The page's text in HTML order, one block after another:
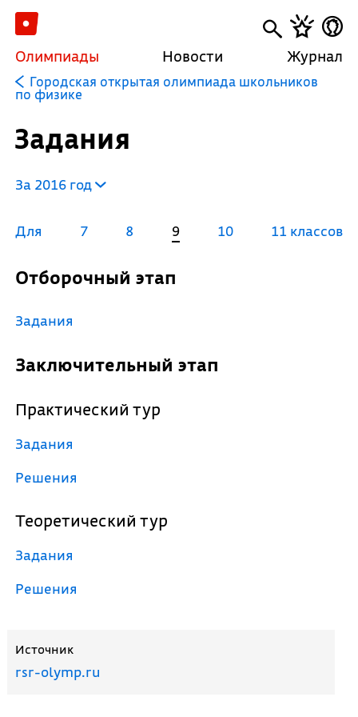
Олимпиады Новости Журнал
Городская открытая олимпиада школьников
по физике
Задания
За 2016 год
Для 7 8 9 10 11 классов
Отборочный этап
Задания
Заключительный этап
Практический тур
Задания
Решения
Теоретический тур
Задания
Решения
Источник
rsr-olymp.ru